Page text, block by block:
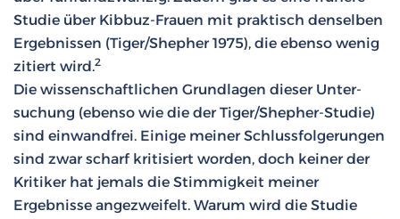
Studie über Kibbuz-Frauen mit praktisch denselben
Ergebnissen (Tiger/Shepher 1975), die ebenso wenig
zitiert wird.2
Die wissenschaftlichen Grundlagen dieser Unter­
suchung (ebenso wie die der Tiger/She­­pher-Studie)
sind einwandfrei. Einige mei­ner Schlussfolgerungen
sind zwar scharf kritisiert worden, doch keiner der
Kritiker hat jemals die Stimmigkeit meiner
Ergebnisse angezweifelt. Warum wird die Studie